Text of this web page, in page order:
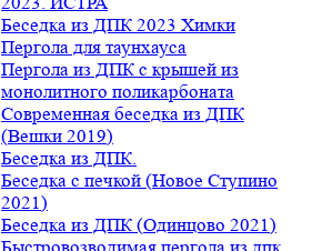
Беседка из ДПК 2023 Химки
Пергола для таунхауса
Пергола из ДПК с крышей из
монолитного поликарбоната
Современная беседка из ДПК
(Вешки 2019)
Беседка из ДПК.
Беседка с печкой (Новое Ступино
2021)
Беседка из ДПК (Одинцово 2021)